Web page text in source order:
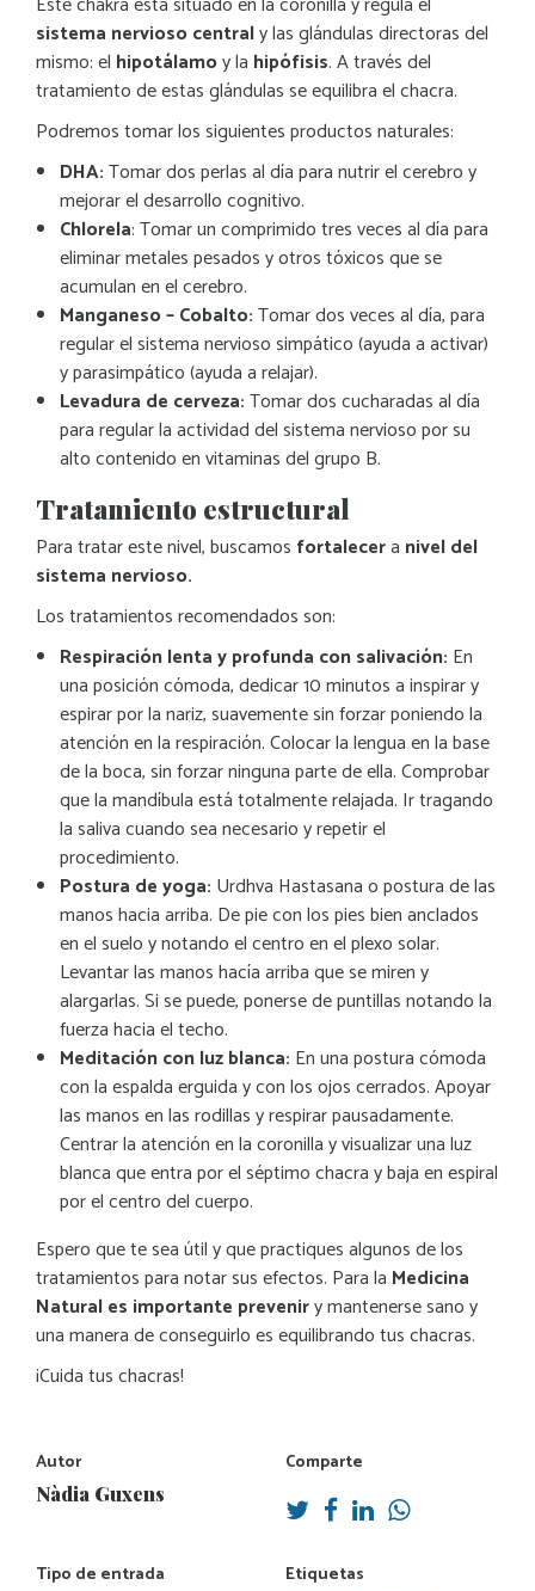
Autor
Nàdia Guxens
Comparte
Tipo de entrada Etiquetas
sistema nervioso centraly las glándulas directoras del
mismo: el hipotálamoy la hipófisis. A través del
tratamiento de estas glándulas se equilibra el chacra.
Podremos tomar los siguientes productos naturales:
DHA:Tomar dos perlas al día para nutrir el cerebro y
mejorar el desarrollo cognitivo.
Chlorela: Tomar un comprimido tres veces al día para
eliminar metales pesados y otros tóxicos que se
acumulan en el cerebro.
Manganeso – Cobalto:Tomar dos veces al día, para
regular el sistema nervioso simpático (ayuda a activar)
y parasimpático (ayuda a relajar).
Levadura de cerveza:Tomar dos cucharadas al día
para regular la actividad del sistema nervioso por su
alto contenido en vitaminas del grupo B.
Tratamiento estructural
Para tratar este nivel, buscamos fortalecera nivel del
sistema nervioso.
Los tratamientos recomendados son:
Respiración lenta y profunda con salivación: En
una posición cómoda, dedicar 10 minutos a inspirar y
espirar por la nariz, suavemente sin forzar poniendo la
atención en la respiración. Colocar la lengua en la base
de la boca, sin forzar ninguna parte de ella. Comprobar
que la mandíbula está totalmente relajada. Ir tragando
la saliva cuando sea necesario y repetir el
procedimiento.
Postura de yoga: Urdhva Hastasana o postura de las
manos hacia arriba. De pie con los pies bien anclados
en el suelo y notando el centro en el plexo solar.
Levantar las manos hacía arriba que se miren y
alargarlas. Si se puede, ponerse de puntillas notando la
fuerza hacia el techo.
Meditación con luz blanca: En una postura cómoda
con la espalda erguida y con los ojos cerrados. Apoyar
las manos en las rodillas y respirar pausadamente.
Centrar la atención en la coronilla y visualizar una luz
blanca que entra por el séptimo chacra y baja en espiral
por el centro del cuerpo.
Espero que te sea útil y que practiques algunos de los
tratamientos para notar sus efectos. Para la Medicina
Natural es importante preveniry mantenerse sano y
una manera de conseguirlo es equilibrando tus chacras.
¡Cuida tus chacras!